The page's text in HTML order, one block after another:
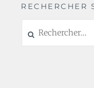
RECHERCHER